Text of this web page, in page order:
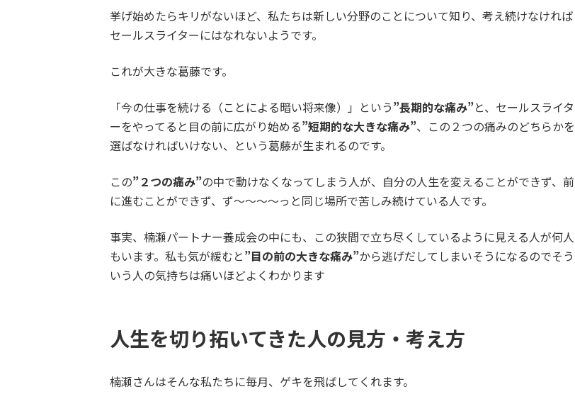
挙げ始めたらキリがないほど、私たちは新しい分野のことについて知り、考え続けなければ
セールスライターにはなれないようです。
これが大きな葛藤です。
「今の仕事を続ける（ことによる暗い将来像）」という”長期的な痛み”と、セールスライタ
ーをやってると目の前に広がり始める”短期的な大きな痛み”、この２つの痛みのどちらかを
選ばなければいけない、という葛藤が生まれるのです。
この”２つの痛み”の中で動けなくなってしまう人が、自分の人生を変えることができず、前
に進むことができず、ず〜〜〜〜っと同じ場所で苦しみ続けている人です。
事実、楠瀬パートナー養成会の中にも、この狭間で立ち尽くしているように見える人が何人
もいます。私も気が緩むと”目の前の大きな痛み”から逃げだしてしまいそうになるのでそう
いう人の気持ちは痛いほどよくわかります
人生を切り拓いてきた人の見方・考え方
楠瀬さんはそんな私たちに毎月、ゲキを飛ばしてくれます。